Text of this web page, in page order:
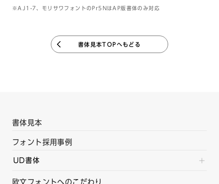
※AJ1-7、モリサワフォントのPr5NはAP版書体のみ対応
書体見本TOPへもどる
書体見本
フォント採用事例
UD書体
欧文フォントへのこだわり